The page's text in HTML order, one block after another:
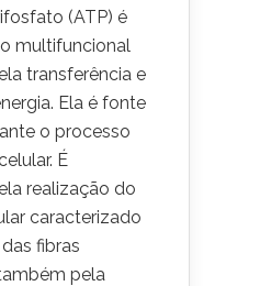
(ATP) é
multifuncional
transferência e
Ela é fonte
o processo
É
realização do
caracterizado
fibras
pela